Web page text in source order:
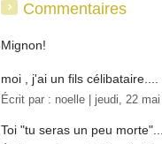
Commentaires
Mignon!
moi , j'ai un fils célibataire....
Écrit par : noelle | jeudi, 22
Toi "tu seras un peu